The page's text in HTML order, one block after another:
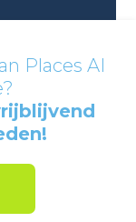
Places AI